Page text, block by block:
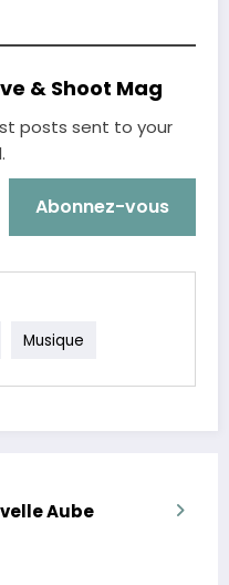
& Shoot Mag
posts sent to your
Abonnez-vous
Musique
Aube